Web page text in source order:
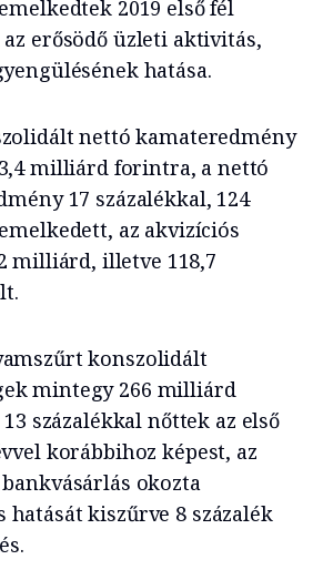
2019 első fél
az erősödő üzleti aktivitás,
hatása.
nettó kamateredmény
milliárd forintra, a nettó
17 százalékkal, 124
az akvizíciós
milliárd, illetve 118,7
konszolidált
mintegy 266 milliárd
százalékkal nőttek az első
korábbihoz képest, az
okozta
hatását kiszűrve 8 százalék